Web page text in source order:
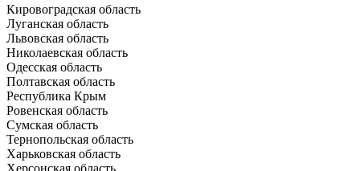
Кировоградская область
Луганская область
Львовская область
Николаевская область
Одесская область
Полтавская область
Республика Крым
Ровенская область
Сумская область
Тернопольская область
Харьковская область
Херсонская область